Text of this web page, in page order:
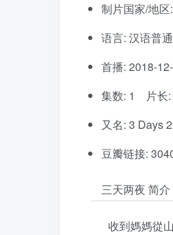
制片国家/地
语言: 汉语普
首播: 2018-
集数: 1 片长:
又名: 3 Days
豆瓣链接:
三天两夜 简介
收到媽媽從